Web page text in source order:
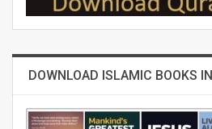
DOWNLOAD ISLAMIC BOOKS